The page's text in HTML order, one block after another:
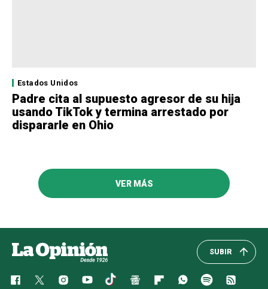
Estados Unidos
Padre cita al supuesto agresor de su hija
usando TikTok y termina arrestado por
dispararle en Ohio
VER MÁS
SUBIR